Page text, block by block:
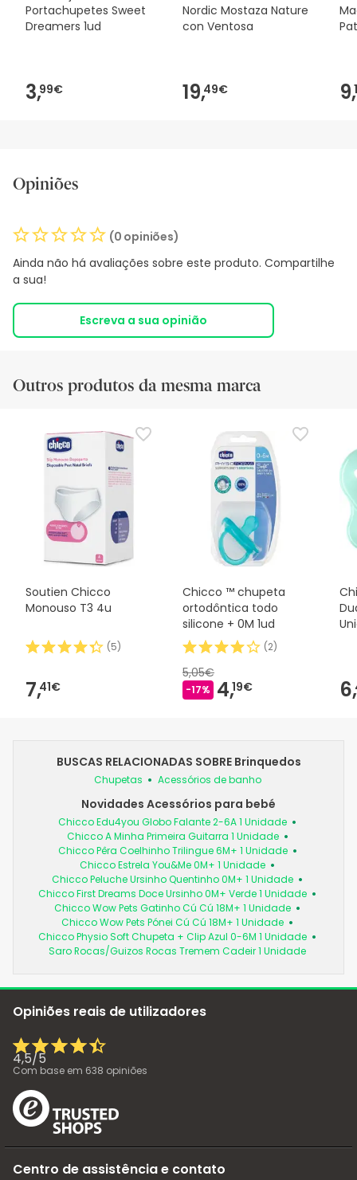
Portachupetes Sweet
Dreamers 1ud
3,99€
Nordic Mostaza Nature
con Ventosa
19,49€ 9,
Opiniões
(0 opiniões)
Ainda não há avaliações sobre este produto. Compartilhe
a sua!
Escreva a sua opinião
Outros produtos da mesma marca
Soutien Chicco
Monouso T3 4u
(5)
7,41€
Chicco ™ chupeta
ortodôntica todo
silicone + 0M 1ud
(2)
5,05€
-17% 4,19€ 6,
BUSCAS RELACIONADAS SOBRE Brinquedos
Chupetas Acessórios de banho
Novidades Acessórios para bebé
Chicco Edu4you Globo Falante 2-6A 1 Unidade
Chicco A Minha Primeira Guitarra 1 Unidade
Chicco Pêra Coelhinho Trilingue 6M+ 1 Unidade
Chicco Estrela You&Me 0M+ 1 Unidade
Chicco Peluche Ursinho Quentinho 0M+ 1 Unidade
Chicco First Dreams Doce Ursinho 0M+ Verde 1 Unidade
Chicco Wow Pets Gatinho Cú Cú 18M+ 1 Unidade
Chicco Wow Pets Pónei Cú Cú 18M+ 1 Unidade
Chicco Physio Soft Chupeta + Clip Azul 0-6M 1 Unidade
Saro Rocas/Guizos Rocas Tremem Cadeir 1 Unidade
Opiniões reais de utilizadores
4,5/5
Com base em 638 opiniões
Centro de assistência e contato